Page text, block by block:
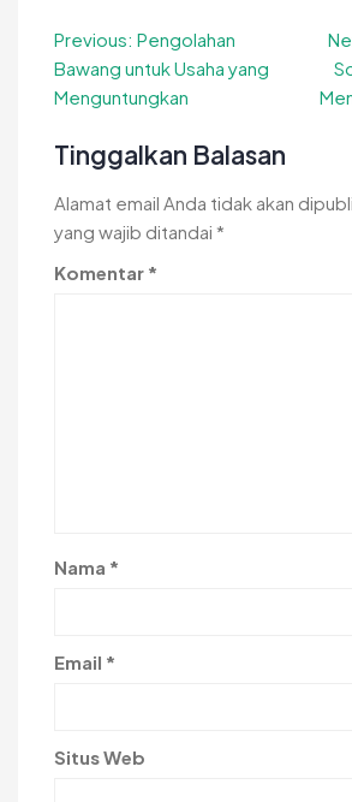
Navigasi
pos
Previous: Pengolahan
Bawang untuk Usaha yang
Menguntungkan
Tinggalkan Balasan
Alamat email Anda tidak akan
yang wajib ditandai *
Komentar *
Nama *
Email *
Situs Web